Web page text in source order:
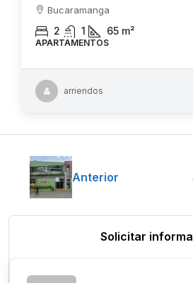
Bucaramanga
2 1 65 m²
APARTAMENTOS
arriendos
Anterior
Solicitar